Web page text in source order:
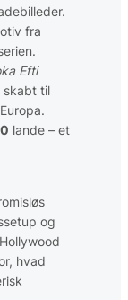
fra
Efti
skabt til
lande – et
og
hvad